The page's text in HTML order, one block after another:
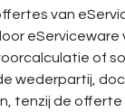
van
of
wederpartij,
tenzij de offerte